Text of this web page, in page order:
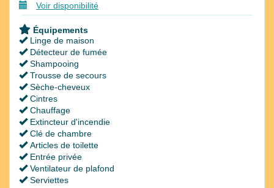
Voir disponibilité
Équipements
Linge de maison
Détecteur de fumée
Shampooing
Trousse de secours
Sèche-cheveux
Cintres
Chauffage
Extincteur d'incendie
Clé de chambre
Articles de toilette
Entrée privée
Ventilateur de plafond
Serviettes